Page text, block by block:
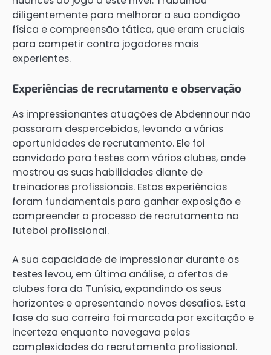
diligentemente para melhorar a sua condição
física e compreensão tática, que eram cruciais
para competir contra jogadores mais
experientes.
Experiências de recrutamento e observação
As impressionantes atuações de Abdennour não
passaram despercebidas, levando a várias
oportunidades de recrutamento. Ele foi
convidado para testes com vários clubes, onde
mostrou as suas habilidades diante de
treinadores profissionais. Estas experiências
foram fundamentais para ganhar exposição e
compreender o processo de recrutamento no
futebol profissional.
A sua capacidade de impressionar durante os
testes levou, em última análise, a ofertas de
clubes fora da Tunísia, expandindo os seus
horizontes e apresentando novos desafios. Esta
fase da sua carreira foi marcada por excitação e
incerteza enquanto navegava pelas
complexidades do recrutamento profissional.